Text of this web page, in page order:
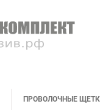
ПРОВОЛОЧНЫЕ